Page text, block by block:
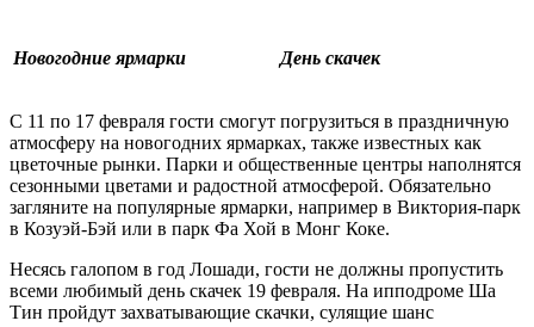
Новогодние ярмарки День скачек
С 11 по 17 февраля гости смогут погрузиться в праздничную
атмосферу на новогодних ярмарках, также известных как
цветочные рынки. Парки и общественные центры наполнятся
сезонными цветами и радостной атмосферой. Обязательно
загляните на популярные ярмарки, например в Виктория-парк
в Козуэй-Бэй или в парк Фа Хой в Монг Коке.
Несясь галопом в год Лошади, гости не должны пропустить
всеми любимый день скачек 19 февраля. На ипподроме Ша
Тин пройдут захватывающие скачки, сулящие шанс